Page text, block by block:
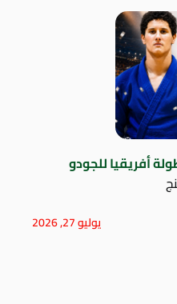
أفريقيا للجودو
يوليو 27, 2026